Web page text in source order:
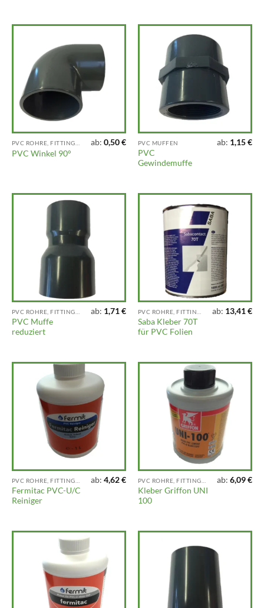
PVC Winkel 90°
ab:0,50€ PVC MUFFEN
PVC
Gewindemuffe
ab: 1,15€
PVC Muffe
reduziert
ab: 1,71€
Saba Kleber 70T
für PVC Folien
ab: 13,41€
Fermitac PVC-U/C
Reiniger
ab:4,62€
Kleber Griffon UNI
100
ab:6,09€